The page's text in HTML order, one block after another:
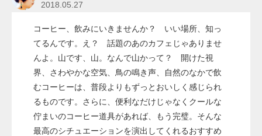
2018.05.27
コーヒー、飲みにいきませんか？ いい場所、知っ
てるんです。え？ 話題のあのカフェじゃありませ
んよ。山です、山。なんで山かって？ 開けた視
界、さわやかな空気、鳥の鳴き声、自然のなかで飲
むコーヒーは、普段よりもずっとおいしく感じられ
るものです。さらに、便利なだけじゃなくクールな
佇まいのコーヒー道具があれば、もう完璧。そんな
最高のシチュエーションを演出してくれるおすすめ